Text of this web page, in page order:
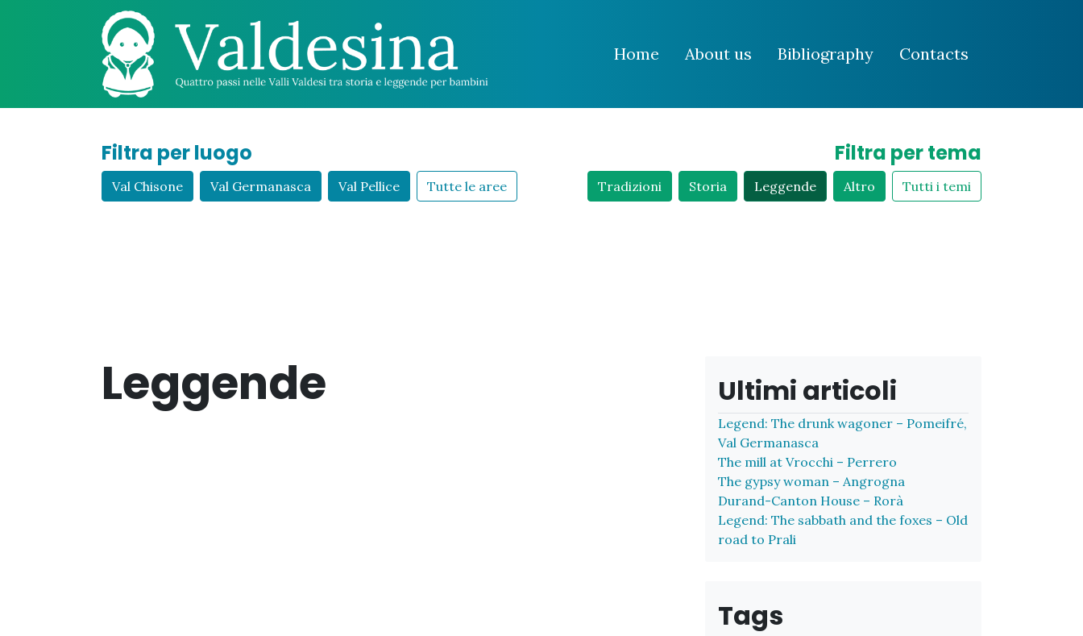
Home About us Bibliography Contacts
Filtra per luogo
Val Chisone Val Germanasca Val Pellice Tutte le aree
Filtra per tema
Tradizioni Storia Leggende Altro Tutti i temi
Leggende Ultimi articoli
Legend: The drunk wagoner – Pomeifré,
Val Germanasca
The mill at Vrocchi – Perrero
The gypsy woman – Angrogna
Durand-Canton House – Rorà
Legend: The sabbath and the foxes – Old
road to Prali
Tags